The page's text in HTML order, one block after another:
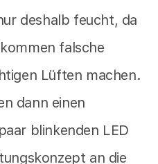
deshalb feucht, da
falsche
Lüften machen.
dann einen
blinkenden LED
an die